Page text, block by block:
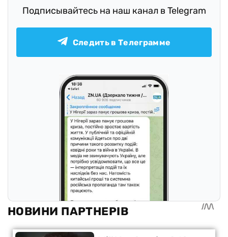
Подписывайтесь на наш канал в Telegram
Следить в Телеграмме